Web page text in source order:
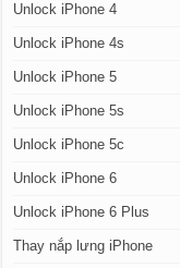
Unlock iPhone 4
Unlock iPhone 4s
Unlock iPhone 5
Unlock iPhone 5s
Unlock iPhone 5c
Unlock iPhone 6
Unlock iPhone 6 Plus
Thay nắp lưng iPhone